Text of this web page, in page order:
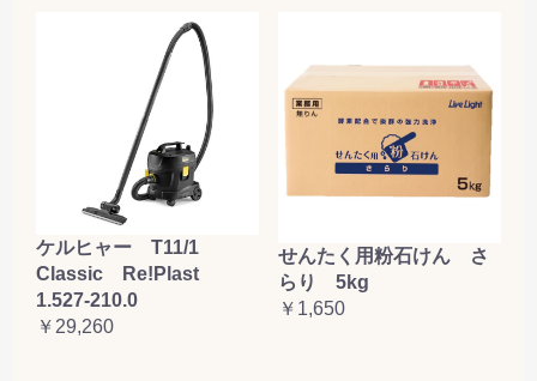
ケルヒャー T11/1
Classic Re!Plast
1.527-210.0
￥29,260
せんたく用粉石けん さ
らり 5kg
￥1,650